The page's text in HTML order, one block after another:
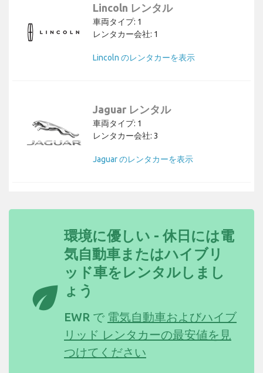
Lincoln レンタル
車両タイプ: 1
レンタカー会社: 1
Lincoln のレンタカーを表示
Jaguar レンタル
車両タイプ: 1
レンタカー会社: 3
Jaguar のレンタカーを表示
eco
環境に優しい - 休日には電
気自動車またはハイブリ
ッド車をレンタルしまし
ょう
EWR で 電気自動車およびハイブ
リッド レンタカーの最安値を見
つけてください